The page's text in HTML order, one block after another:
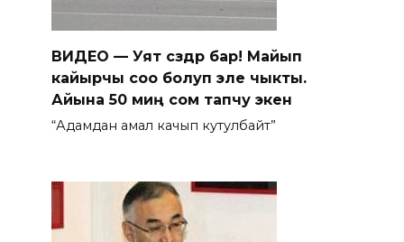
ВИДЕО — Уят сөздөр бар! Майып
кайырчы соо болуп эле чыкты.
Айына 50 миң сом тапчу экен
“Адамдан амал качып кутулбайт”